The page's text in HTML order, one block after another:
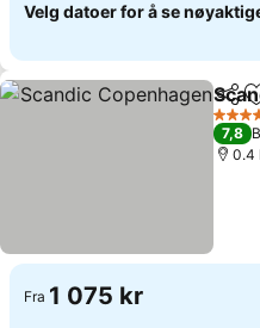
Velg datoer for å se
Del
4
7,8
0.4
Fra 1 075 kr